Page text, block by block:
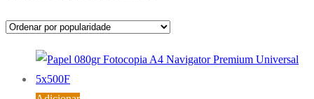
popularidade